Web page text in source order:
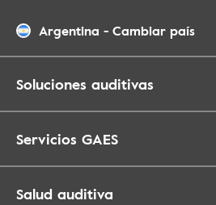
Argentina - Cambiar país
Soluciones auditivas
Servicios GAES
Salud auditiva